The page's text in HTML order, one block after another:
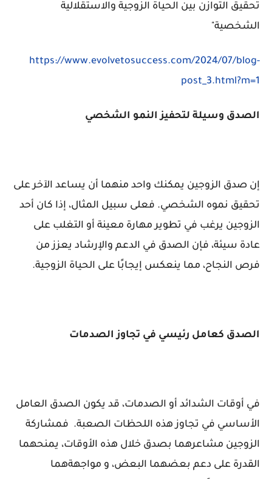
تحقيق التوازن بين الحياة الزوجية والاستقلالية
الشخصية"
https://www.evolvetosuccess.com/2024/07/blog-
post_3.html?m=1
الصدق وسيلة لتحفيز النمو الشخصي
إن صدق الزوجين يمكنك واحد منهما أن يساعد الآخر على
تحقيق نموه الشخصي. فعلى سبيل المثال، إذا كان أحد
الزوجين يرغب في تطوير مهارة معينة أو التغلب على
عادة سيئة، فإن الصدق في الدعم والإرشاد يعزز من
فرص النجاح، مما ينعكس إيجابًا على الحياة الزوجية.
الصدق كعامل رئيسي في تجاوز الصدمات
في أوقات الشدائد أو الصدمات، قد يكون الصدق العامل
الأساسي في تجاوز هذه اللحظات الصعبة. فمشاركة
الزوجين مشاعرهما بصدق خلال هذه الأوقات، يمنحهما
القدرة على دعم بعضهما البعض، و مواجهةهما